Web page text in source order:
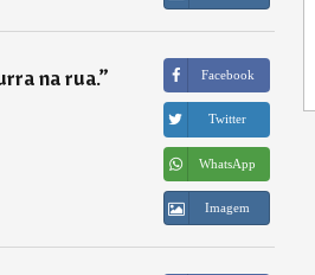
na rua.”
Facebook
Twitter
WhatsApp
Imagem